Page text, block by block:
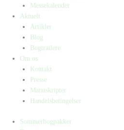
Messekalender
Aktuelt
Artikler
Blog
Bogtrailere
Om os
Kontakt
Presse
Manuskripter
Handelsbetingelser
Sommerbogpakker